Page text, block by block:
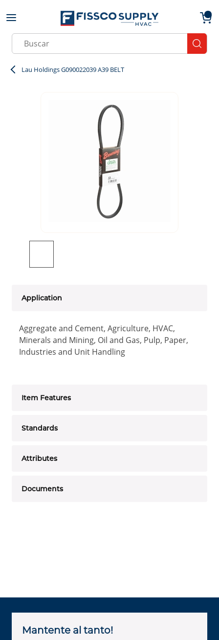
Skip to main content
Site Search
Lau Holdings G090022039 A39 BELT
Application
Aggregate and Cement, Agriculture, HVAC,
Minerals and Mining, Oil and Gas, Pulp, Paper,
Industries and Unit Handling
Item Features
Standards
Attributes
Documents
Mantente al tanto!